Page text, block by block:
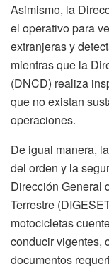
Asimismo, la
el operativo para
extranjeras y
mientras que la
(DNCD) realiza
que no existan
operaciones.
De igual manera,
del orden y la
Dirección General
Terrestre
motocicletas
conducir vigentes,
documentos